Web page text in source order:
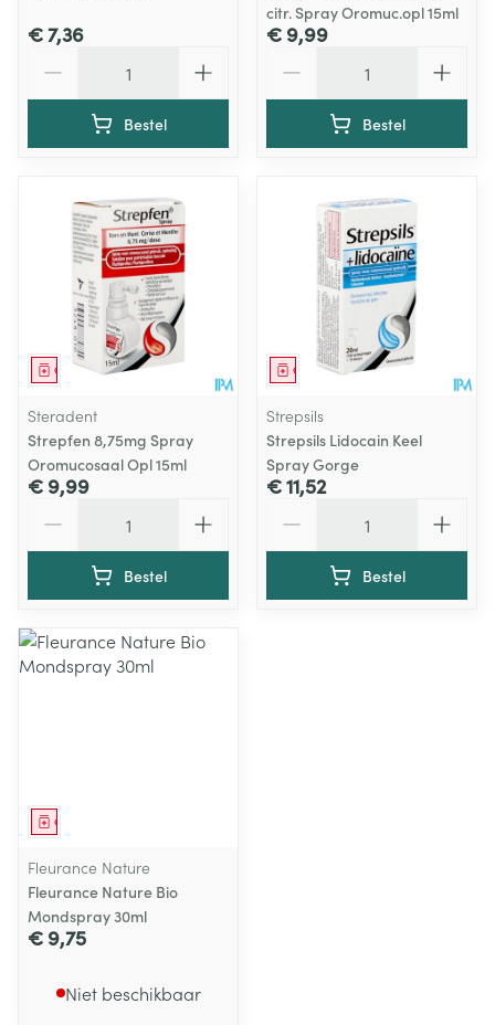
€ 7,36
Bestel
citr. Spray Oromuc.opl 15ml
€ 9,99
Bestel
Geneesmiddel
Steradent
Strepfen 8,75mg Spray
Oromucosaal Opl 15ml
€ 9,99
Bestel
Geneesmiddel
Strepsils
Strepsils Lidocain Keel
Spray Gorge
€ 11,52
Bestel
Geneesmiddel
Fleurance Nature
Fleurance Nature Bio
Mondspray 30ml
€ 9,75
Niet beschikbaar